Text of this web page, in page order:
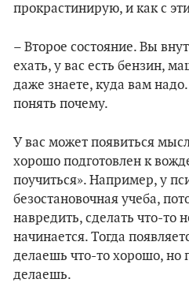
прокрастинирую, и как с
– Второе состояние. Вы
ехать, у вас есть бензин,
даже знаете, куда вам
понять почему.
У вас может появиться
хорошо подготовлен к
поучиться». Например, у
безостановочная учеба,
навредить, сделать что-то
начинается. Тогда
делаешь что-то хорошо, но
делаешь.